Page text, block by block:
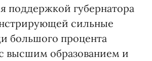
поддержкой губернатора
сильные
большого процента
высшим образованием и